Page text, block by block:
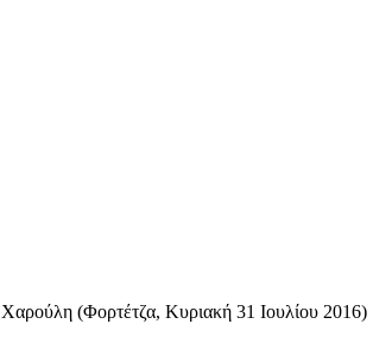
(Φορτέτζα, Κυριακή 31 Ιουλίου 2016)